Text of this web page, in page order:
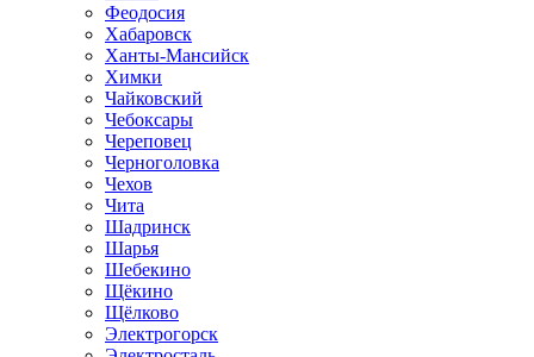
Феодосия
Хабаровск
Ханты-Мансийск
Химки
Чайковский
Чебоксары
Череповец
Черноголовка
Чехов
Чита
Шадринск
Шарья
Шебекино
Щёкино
Щёлково
Электрогорск